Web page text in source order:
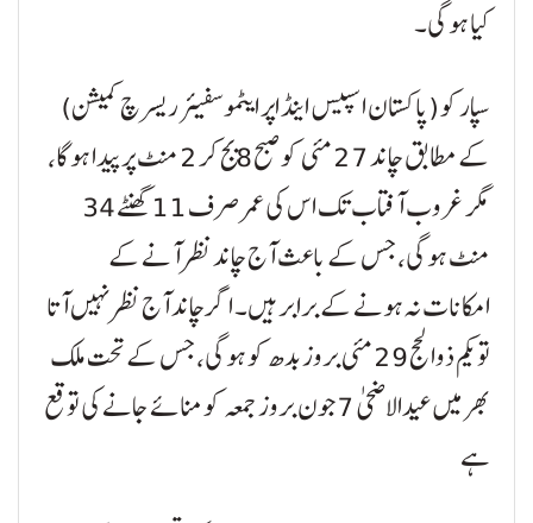
کیا ہو گی۔
سپارکو (پاکستان اسپیس اینڈ اپر ایٹموسفیئر ریسرچ کمیشن)
کے مطابق چاند 27 مئی کو صبح 8 بج کر 2 منٹ پر پیدا ہو گا،
مگر غروب آفتاب تک اس کی عمر صرف 11 گھنٹے 34
منٹ ہو گی، جس کے باعث آج چاند نظر آنے کے
امکانات نہ ہونے کے برابر ہیں۔ اگر چاند آج نظر نہیں آتا
تو یکم ذوالحج 29 مئی بروز بدھ کو ہو گی، جس کے تحت ملک
بھر میں عیدالاضحیٰ 7 جون بروز جمعہ کو منائے جانے کی توقع
ہے